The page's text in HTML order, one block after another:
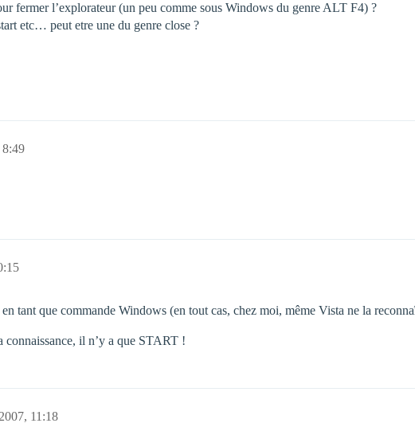
fermer l’explorateur (un peu comme sous Windows du genre ALT F4) ?
etc… peut etre une du genre close ?
tant que commande Windows (en tout cas, chez moi, même Vista ne la
il n’y a que START !
11:18